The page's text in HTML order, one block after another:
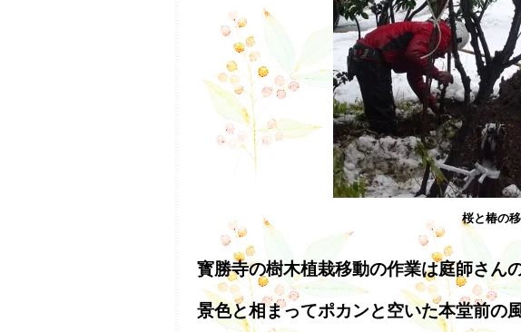
桜と椿の
寳勝寺の樹木植栽移動の作業は庭師さん
景色と相まってポカンと空いた本堂前の